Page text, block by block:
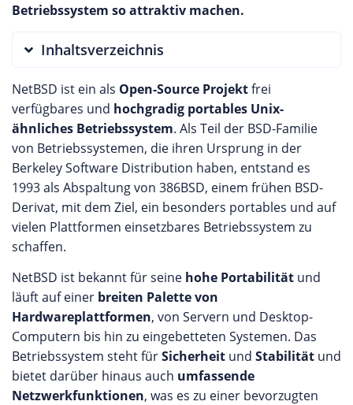
Betriebssystem so attraktiv machen.
Inhaltsverzeichnis
NetBSD ist ein als Open-Source Projektfrei
verfügbares und hochgradig portables Unix-
ähnliches Betriebssystem. Als Teil der BSD-Familie
von Betriebssystemen, die ihren Ursprung in der
Berkeley Software Distribution haben, entstand es
1993 als Abspaltung von 386BSD, einem frühen BSD-
Derivat, mit dem Ziel, ein besonders portables und auf
vielen Plattformen einsetzbares Betriebssystem zu
schaffen.
NetBSD ist bekannt für seine hohe Portabilität und
läuft auf einer breiten Palette von
Hardwareplattformen, von Servern und Desktop-
Computern bis hin zu eingebetteten Systemen. Das
Betriebssystem steht fürSicherheit und Stabilität und
bietet darüber hinaus auch umfassende
Netzwerkfunktionen, was es zu einer bevorzugten